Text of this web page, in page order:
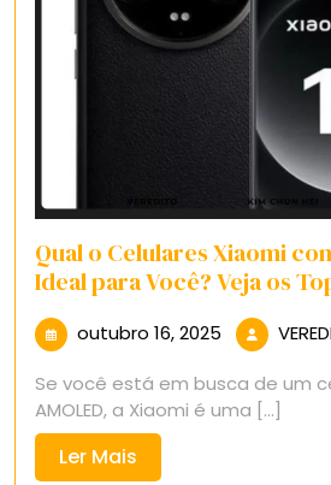
Qual o Celulares Xiaomi
Ideal para Você? Veja os
outubro 16, 2025 outubro
2025
Se você está em busca de um
AMOLED, a Xiaomi é uma [...]
Ler Mais